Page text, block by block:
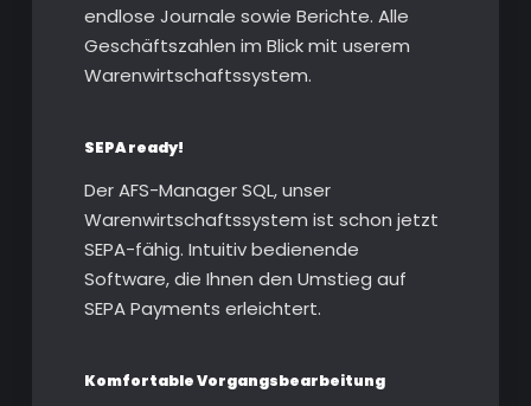
endlose Journale sowie Berichte. Alle
Geschäftszahlen im Blick mit userem
Warenwirtschaftssystem.
SEPA ready!
Der AFS-Manager SQL, unser
Warenwirtschaftssystem ist schon jetzt
SEPA-fähig. Intuitiv bedienende
Software, die Ihnen den Umstieg auf
SEPA Payments erleichtert.
Komfortable Vorgangsbearbeitung